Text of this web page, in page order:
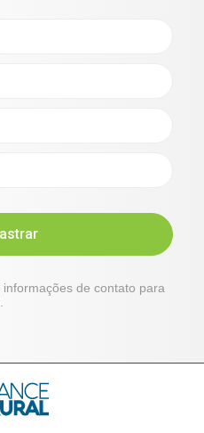
de contato para